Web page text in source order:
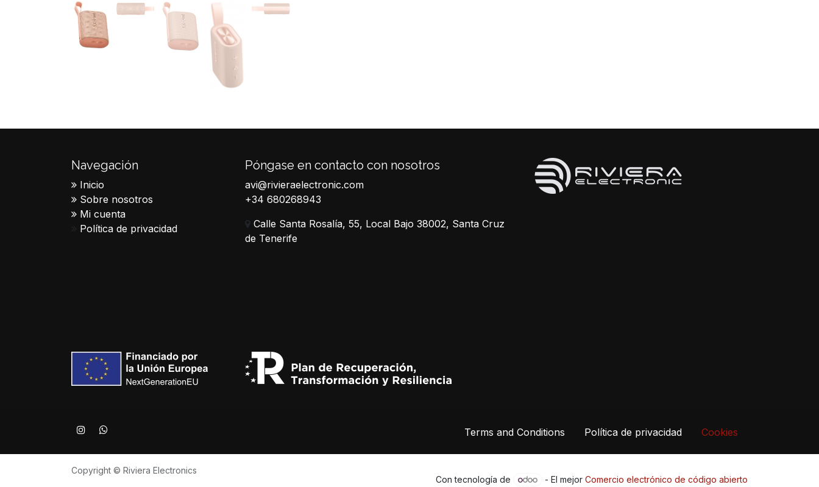
Navegación
Inicio
Sobre nosotros
Mi cuenta
Política de privacidad
Póngase en contacto con nosotros
avi@rivieraelectronic.com
+34 680268943
Calle Santa Rosalía, 55, Local Bajo 38002, Santa Cruz
de Tenerife
Terms and Conditions Política de privacidad Cookies
Copyright © Riviera Electronics
Con tecnología de
- El mejor Comercio electrónico de código abierto